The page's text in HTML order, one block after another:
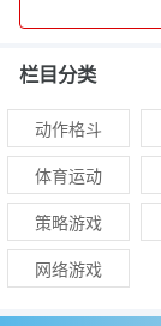
栏目分类
动作格斗
体育运动
策略游戏
网络游戏